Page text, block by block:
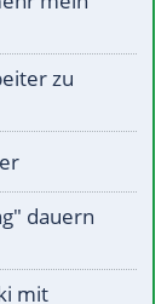
zu
dauern
mit